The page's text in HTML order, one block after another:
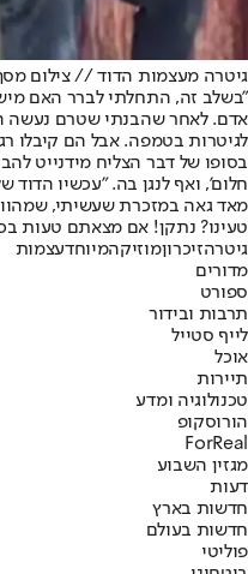
גיטרה מעצמות הדוד // צילום
"בשלב זה, התחלתי לברר האם
אדם. לאחר שהבנתי שטרם נעשה
לגיטרות בטמפה. אבל הם קיבלו
בסופו של דבר הצליח מידנייט
חלום', ואף לנגן בה. "עכשיו הדוד
מאד גאה במזכרת שעשיתי,
טעינו? נתקן! אם מצאתם טעות
גיטרהזיכרוןמוזיקהמיוחדעצמות
מדורים
ספורט
תרבות ובידור
לייף סטייל
אוכל
תיירות
טכנולוגיה ומדע
הורוסקופ
ForReal
מגזין השבוע
דעות
חדשות בארץ
חדשות בעולם
פוליטי